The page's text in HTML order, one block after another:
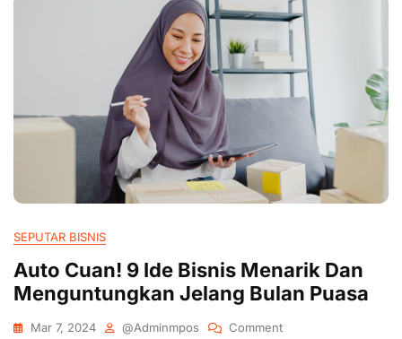
SEPUTAR BISNIS
Auto Cuan! 9 Ide Bisnis Menarik Dan
Menguntungkan Jelang Bulan Puasa
Mar 7, 2024 @adminmpos Comment